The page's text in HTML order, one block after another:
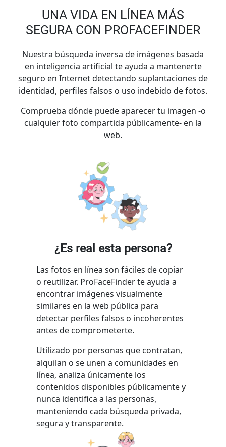
UNA VIDA EN LÍNEA MÁS
SEGURA CON PROFACEFINDER
Nuestra búsqueda inversa de imágenes basada
en inteligencia artificial te ayuda a mantenerte
seguro en Internet detectando suplantaciones de
identidad, perfiles falsos o uso indebido de fotos.
Comprueba dónde puede aparecer tu imagen -o
cualquier foto compartida públicamente- en la
web.
¿Es real esta persona?
Las fotos en línea son fáciles de copiar
o reutilizar. ProFaceFinder te ayuda a
encontrar imágenes visualmente
similares en la web pública para
detectar perfiles falsos o incoherentes
antes de comprometerte.
Utilizado por personas que contratan,
alquilan o se unen a comunidades en
línea, analiza únicamente los
contenidos disponibles públicamente y
nunca identifica a las personas,
manteniendo cada búsqueda privada,
segura y transparente.